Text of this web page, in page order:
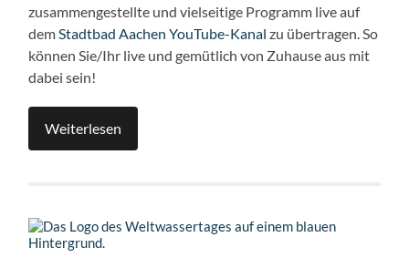
zusammengestellte und vielseitige Programm live auf
demStadtbad Aachen YouTube-Kanal zu übertragen. So
können Sie/Ihr live und gemütlich von Zuhause aus mit
dabei sein!
Weiterlesen